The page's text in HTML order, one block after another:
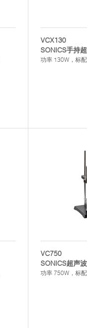
VCX130
SONICS手持
功率 130W，标
VC750
SONICS超声
功率 750W，标